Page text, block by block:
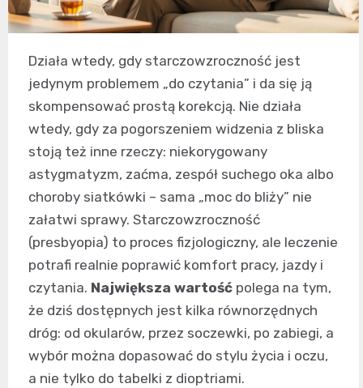
Działa wtedy, gdy starczowzroczność jest
jedynym problemem „do czytania” i da się ją
skompensować prostą korekcją. Nie działa
wtedy, gdy za pogorszeniem widzenia z bliska
stoją też inne rzeczy: niekorygowany
astygmatyzm, zaćma, zespół suchego oka albo
choroby siatkówki – sama „moc do bliży” nie
załatwi sprawy. Starczowzroczność
(presbyopia) to proces fizjologiczny, ale leczenie
potrafi realnie poprawić komfort pracy, jazdy i
czytania. Największa wartość polega na tym,
że dziś dostępnych jest kilka równorzędnych
dróg: od okularów, przez soczewki, po zabiegi, a
wybór można dopasować do stylu życia i oczu,
a nie tylko do tabelki z dioptriami.